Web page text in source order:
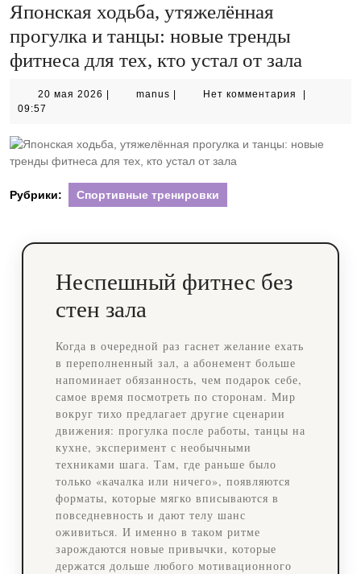
Японская ходьба, утяжелённая
прогулка и танцы: новые тренды
фитнеса для тех, кто устал от зала
20 мая 2026 20
manus manus Нет комментария
09:57
Рубрики: Спортивные тренировки
Неспешный фитнес без
стен зала
Когда в очередной раз гаснет желание ехать
в переполненный зал, а абонемент больше
напоминает обязанность, чем подарок себе,
самое время посмотреть по сторонам. Мир
вокруг тихо предлагает другие сценарии
движения: прогулка после работы, танцы на
кухне, эксперимент с необычными
техниками шага. Там, где раньше было
только «качалка или ничего», появляются
форматы, которые мягко вписываются в
повседневность и дают телу шанс
оживиться. И именно в таком ритме
зарождаются новые привычки, которые
держатся дольше любого мотивационного